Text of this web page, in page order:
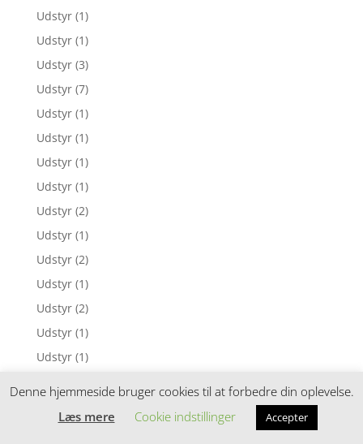
Udstyr (1)
Udstyr (1)
Udstyr (3)
Udstyr (7)
Udstyr (1)
Udstyr (1)
Udstyr (1)
Udstyr (1)
Udstyr (2)
Udstyr (1)
Udstyr (2)
Udstyr (1)
Udstyr (2)
Udstyr (1)
Udstyr (1)
Denne hjemmeside bruger cookies til at forbedre din oplevelse.
Læs mere
Cookie indstillinger Accepter